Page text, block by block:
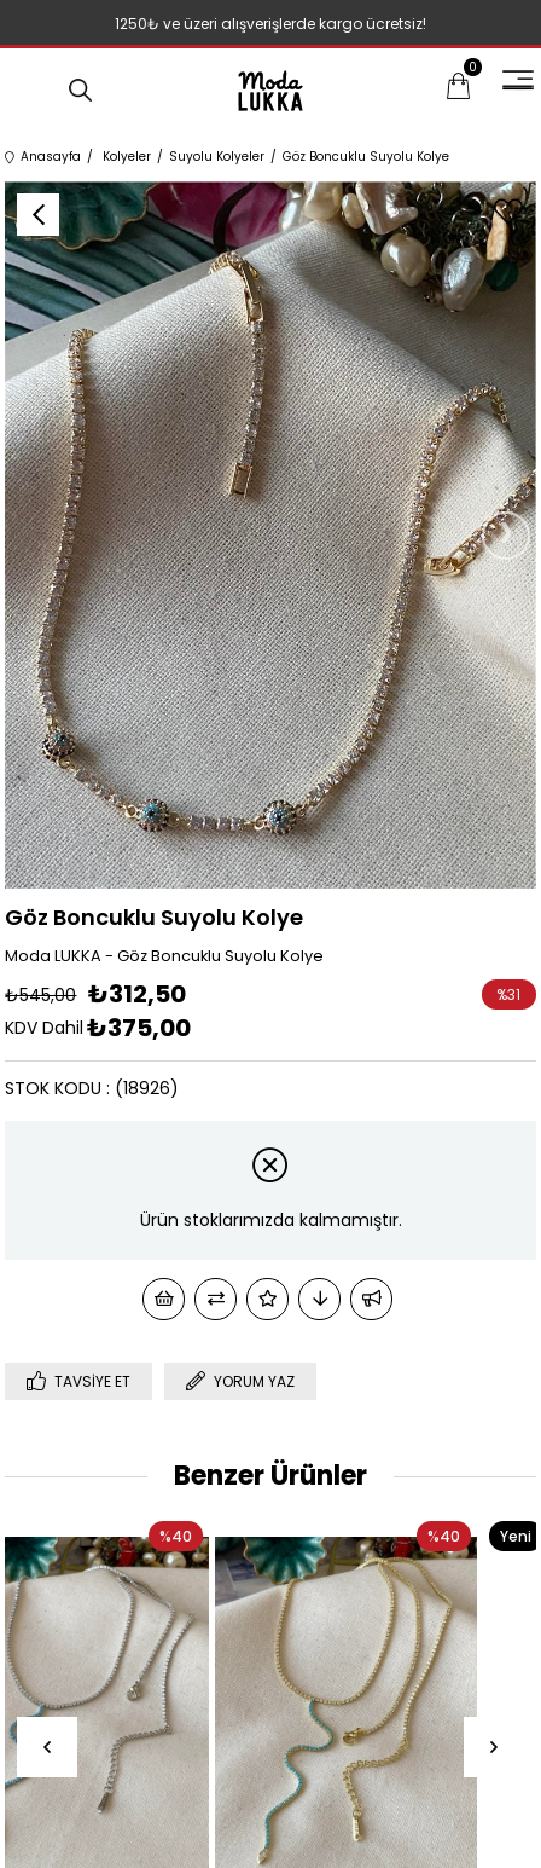
1250₺ ve üzeri alışverişlerde kargo ücretsiz!
0
Anasayfa Kolyeler Suyolu Kolyeler Göz Boncuklu Suyolu Kolye
›
Göz Boncuklu Suyolu Kolye
Moda LUKKA - Göz Boncuklu Suyolu Kolye
₺545,00 ₺312,50
KDV Dahil ₺375,00
%31
(18926)
STOK KODU
Ürün stoklarımızda kalmamıştır.
TAVSIYE ET YORUM YAZ
Benzer Ürünler
%40
Yeni
Ürün